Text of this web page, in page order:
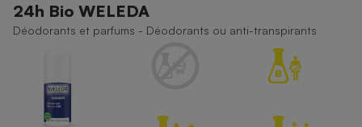
24h Bio WELEDA
Déodorants et parfums - Déodorants ou anti-transpirants